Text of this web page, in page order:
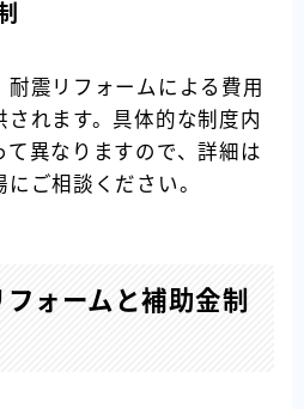
耐震リフォームによる費用
れます。具体的な制度内
て異なりますので、詳細は
ご相談ください。
ォームと補助金制